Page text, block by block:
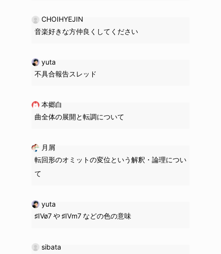
音楽好きな方仲良くしてください
CHOIHYEJIN
不具合報告スレッド
yuta
曲全体の展開と転調について
本郷白
転回形のオミットの変位という解釈・論理につい
て
月屑
♯IVø7 や ♯IVm7 などの色の意味
yuta
sibata